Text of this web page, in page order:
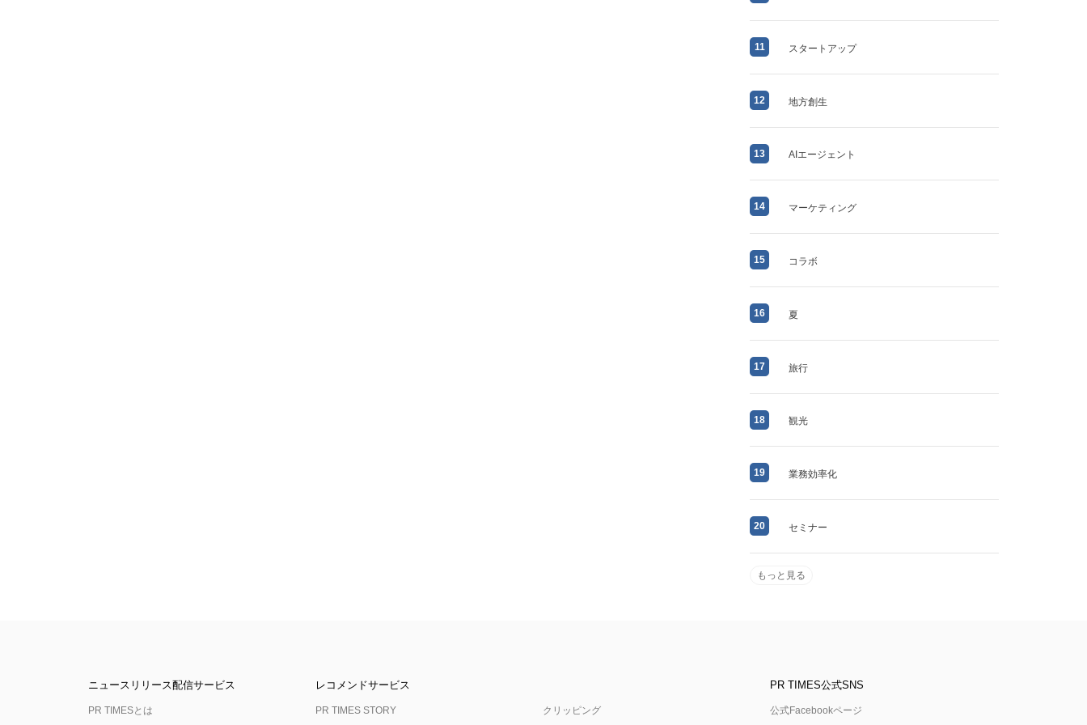
11 スタートアップ
12 地方創生
13 AIエージェント
14 マーケティング
15 コラボ
16 夏
17 旅行
18 観光
19 業務効率化
20 セミナー
もっと見る
ニュースリリース配信サービス
PR TIMESとは
レコメンドサービス
PR TIMES STORY クリッピング
PR TIMES公式SNS
公式Facebookページ